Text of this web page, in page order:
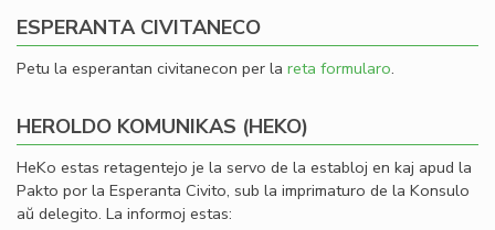
ESPERANTA CIVITANECO
Petu la esperantan civitanecon per la reta formularo.
HEROLDO KOMUNIKAS (HEKO)
HeKo estas retagentejo je la servo de la establoj en kaj apud la
Pakto por la Esperanta Civito, sub la imprimaturo de la Konsulo
aŭ delegito. La informoj estas: